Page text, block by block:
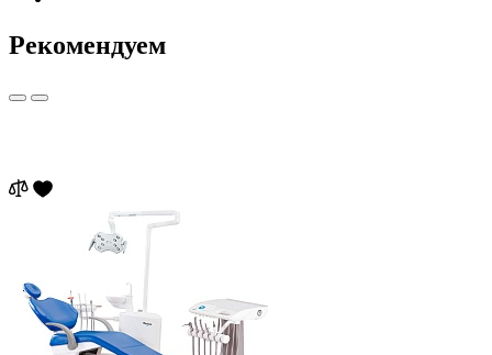
Рекомендуем